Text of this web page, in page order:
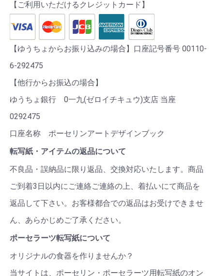
【ご利用いただけるクレジットカード】
【ゆうちょからお振り込みの場合】口座記号番号 00110-
6-292475
【他行からお振込の場合】
ゆうちょ銀行 0一九(ゼロイチキュウ)支店 当座
0292475
口座名称 ポーセリンアートデザインブック
転写紙・アイテムの返品について
不良品・誤納品に限り返品、交換対応いたします。商品
ご到着3日以内にご連絡ご連絡の上、着払いにて商品を
返品して下さい。お客様都合での返品はお受けできませ
ん、あらかじめご了承ください。
ポーセラーツ転写紙について
オリジナルの食器を作りませんか？
当サイトは、ポーセリン・ポーセラーツ用転写紙のオン